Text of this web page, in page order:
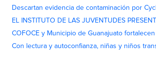
Descartan evidencia de contaminación por
EL INSTITUTO DE LAS JUVENTUDES
COFOCE y Municipio de Guanajuato
Con lectura y autoconfianza, niñas y niños